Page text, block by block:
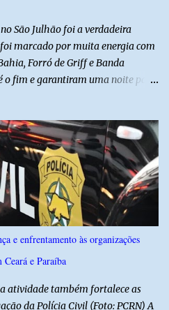
São Julhão foi a verdadeira
marcado por muita energia com
Forró de Griff e Banda
o fim e garantiram uma noite para
tomou conta das ruas do Alto
irreverência, levando o público a
grande cortejo que já faz parte da
tradição e muita animação, a
mais uma vez que cultura
e de um povo que sabe
Raquel com o resgate e a
grandes atrações musicais e
e enfrentamento às organizações
e Paraíba
atividade também fortalece as
da Polícia Civil (Foto: PCRN) A